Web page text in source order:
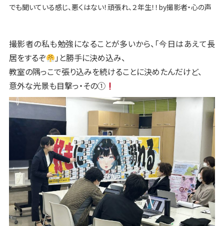
でも聞いている感じ、悪くはない！頑張れ、２年生！！by撮影者・心の声
撮影者の私も勉強になることが多いから、「今日はあえて長
居をするぞ
」と勝手に決め込み、
教室の隅っこで張り込みを続けることに決めたんだけど、
意外な光景も目撃っ・その①